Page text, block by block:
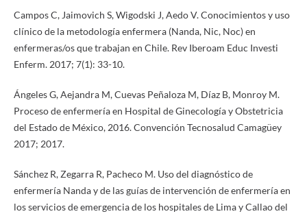
Campos C, Jaimovich S, Wigodski J, Aedo V. Conocimientos y uso
clínico de la metodología enfermera (Nanda, Nic, Noc) en
enfermeras/os que trabajan en Chile. Rev Iberoam Educ Investi
Enferm. 2017; 7(1): 33-10.
Ángeles G, Aejandra M, Cuevas Peñaloza M, Díaz B, Monroy M.
Proceso de enfermería en Hospital de Ginecología y Obstetricia
del Estado de México, 2016. Convención Tecnosalud Camagüey
2017; 2017.
Sánchez R, Zegarra R, Pacheco M. Uso del diagnóstico de
enfermería Nanda y de las guías de intervención de enfermería en
los servicios de emergencia de los hospitales de Lima y Callao del